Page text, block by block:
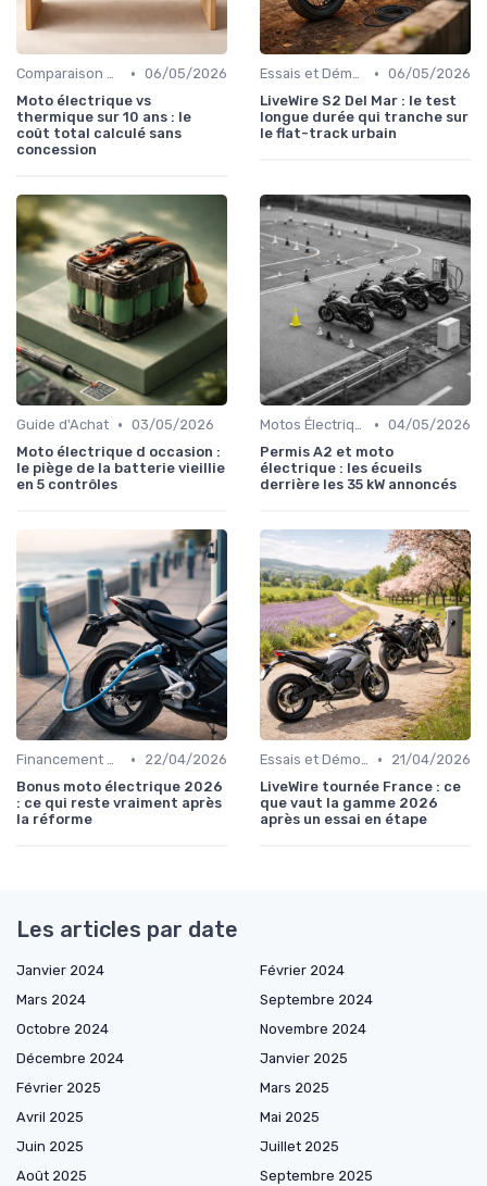
Comparaison de Prix • 06/05/2026
Moto électrique vs
thermique sur 10 ans : le
coût total calculé sans
concession
Essais et Démonstrations • 06/05/2026
LiveWire S2 Del Mar : le test
longue durée qui tranche sur
le flat-track urbain
Guide d'Achat • 03/05/2026
Moto électrique d occasion :
le piège de la batterie vieillie
en 5 contrôles
Motos Électriques Urbaines • 04/05/2026
Permis A2 et moto
électrique : les écueils
derrière les 35 kW annoncés
Financement et Subventions •
22/04/2026
Bonus moto électrique 2026
: ce qui reste vraiment après
la réforme
Essais et Démonstrations •
21/04/2026
LiveWire tournée France : ce
que vaut la gamme 2026
après un essai en étape
Les articles par date
Janvier 2024
Février 2024
Mars 2024
Septembre 2024
Octobre 2024
Novembre 2024
Décembre 2024
Janvier 2025
Février 2025
Mars 2025
Avril 2025
Mai 2025
Juin 2025
Juillet 2025
Août 2025
Septembre 2025